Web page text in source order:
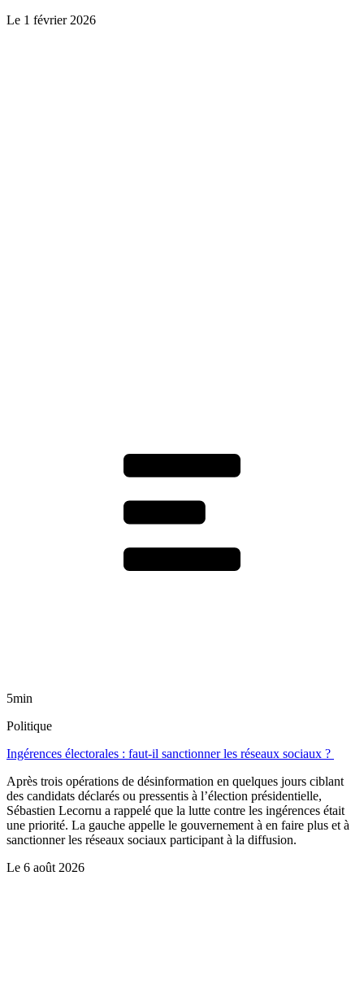
Le 1 février 2026
5min
Politique
Ingérences électorales : faut-il sanctionner les réseaux sociaux ?
Après trois opérations de désinformation en quelques jours ciblant
des candidats déclarés ou pressentis à l’élection présidentielle,
Sébastien Lecornu a rappelé que la lutte contre les ingérences était
une priorité. La gauche appelle le gouvernement à en faire plus et à
sanctionner les réseaux sociaux participant à la diffusion.
Le 6 août 2026